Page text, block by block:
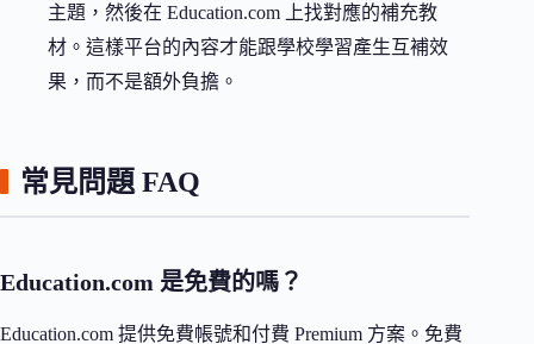
主題，然後在 Education.com 上找對應的補充教
材。這樣平台的內容才能跟學校學習產生互補效
果，而不是額外負擔。
常見問題 FAQ
Education.com 是免費的嗎？
Education.com 提供免費帳號和付費 Premium 方案。免費